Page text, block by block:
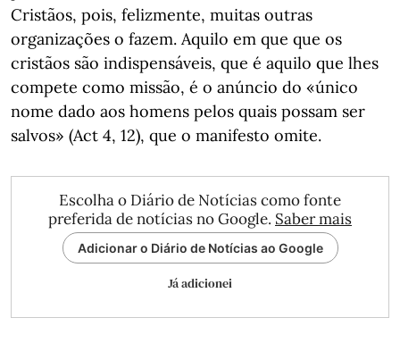
Cristãos, pois, felizmente, muitas outras
organizações o fazem. Aquilo em que que os
cristãos são indispensáveis, que é aquilo que lhes
compete como missão, é o anúncio do «único
nome dado aos homens pelos quais possam ser
salvos» (Act 4, 12), que o manifesto omite.
Escolha o Diário de Notícias como fonte
preferida de notícias no Google. Saber mais
Adicionar o Diário de Notícias ao Google
Já adicionei